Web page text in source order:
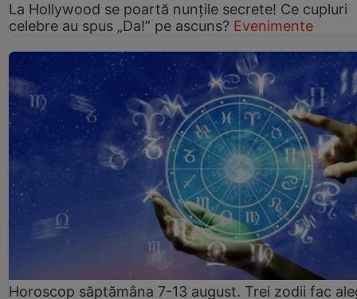
La Hollywood se poartă nunțile secrete! Ce cupluri
celebre au spus „Da!” pe ascuns? Evenimente
Horoscop săptămâna 7-13 august. Trei zodii fac